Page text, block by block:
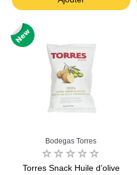
Bodegas Torres
Torres Snack Huile d’olive